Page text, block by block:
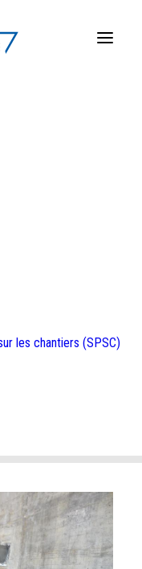
les chantiers (SPSC)
Cérenville s’est
technique des
(infrastructures
la gestion de
avec le sol.